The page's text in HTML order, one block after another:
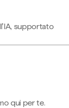
supportato
qui per te.